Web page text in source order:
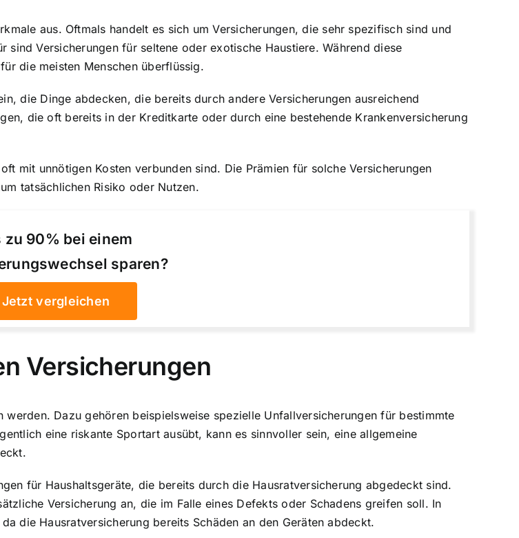
aus. Oftmals handelt es sich um Versicherungen, die sehr spezifisch sind und
Versicherungen für seltene oder exotische Haustiere. Während diese
die meisten Menschen überflüssig.
die Dinge abdecken, die bereits durch andere Versicherungen ausreichend
die oft bereits in der Kreditkarte oder durch eine bestehende Krankenversicherung
mit unnötigen Kosten verbunden sind. Die Prämien für solche Versicherungen
tatsächlichen Risiko oder Nutzen.
zu 90% bei einem
sparen?
Jetzt vergleichen
Versicherungen
Dazu gehören beispielsweise spezielle Unfallversicherungen für bestimmte
eine riskante Sportart ausübt, kann es sinnvoller sein, eine allgemeine
für Haushaltsgeräte, die bereits durch die Hausratversicherung abgedeckt sind.
Versicherung an, die im Falle eines Defekts oder Schadens greifen soll. In
die Hausratversicherung bereits Schäden an den Geräten abdeckt.